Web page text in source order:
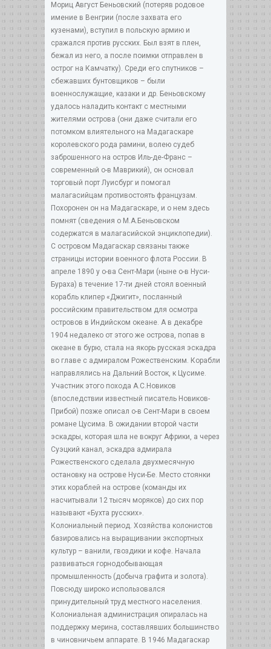
Мориц Август Беньовский (потеряв родовое
имение в Венгрии (после захвата его
кузенами), вступил в польскую армию и
сражался против русских. Был взят в плен,
бежал из него, а после поимки отправлен в
острог на Камчатку). Среди его спутников –
сбежавших бунтовщиков – были
военнослужащие, казаки и др. Беньовскому
удалось наладить контакт с местными
жителями острова (они даже считали его
потомком влиятельного на Мадагаскаре
королевского рода рамини, волею судеб
заброшенного на остров Иль-де-Франс –
современный о-в Маврикий), он основал
торговый порт Луисбург и помогал
малагасийцам противостоять французам.
Похоронен он на Мадагаскаре, и о нем здесь
помнят (сведения о М.А.Беньовском
содержатся в малагасийской энциклопедии).
С островом Мадагаскар связаны также
страницы истории военного флота России. В
апреле 1890 у о-ва Сент-Мари (ныне о-в Нуси-
Бураха) в течение 17-ти дней стоял военный
корабль клипер «Джигит», посланный
российским правительством для осмотра
островов в Индийском океане. А в декабре
1904 недалеко от этого же острова, попав в
океане в бурю, стала на якорь русская эскадра
во главе с адмиралом Рожественским. Корабли
направлялись на Дальний Восток, к Цусиме.
Участник этого похода А.С.Новиков
(впоследствии известный писатель Новиков-
Прибой) позже описал о-в Сент-Мари в своем
романе Цусима. В ожидании второй части
эскадры, которая шла не вокруг Африки, а через
Суэцкий канал, эскадра адмирала
Рожественского сделала двухмесячную
остановку на острове Нуси-Бе. Место стоянки
этих кораблей на острове (команды их
насчитывали 12 тысяч моряков) до сих пор
называют «Бухта русских».
Колониальный период. Хозяйства колонистов
базировались на выращивании экспортных
культур – ванили, гвоздики и кофе. Начала
развиваться горнодобывающая
промышленность (добыча графита и золота).
Повсюду широко использовался
принудительный труд местного населения.
Колониальная администрация опиралась на
поддержку мерина, составлявших большинство
в чиновничьем аппарате. В 1946 Мадагаскар